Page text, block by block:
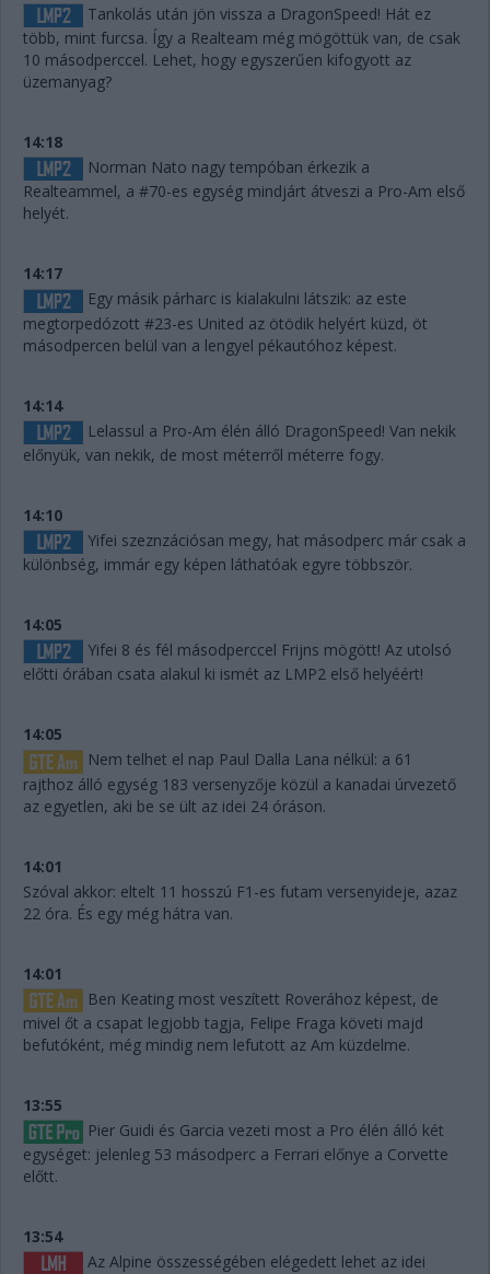
Tankolás után jön vissza a DragonSpeed! Hát ez
több, mint furcsa. Így a Realteam még mögöttük van, de csak
10 másodperccel. Lehet, hogy egyszerűen kifogyott az
üzemanyag?
14:18
Norman Nato nagy tempóban érkezik a
Realteammel, a #70-es egység mindjárt átveszi a Pro-Am első
helyét.
14:17
Egy másik párharc is kialakulni látszik: az este
megtorpedózott #23-es United az ötödik helyért küzd, öt
másodpercen belül van a lengyel pékautóhoz képest.
14:14
Lelassul a Pro-Am élén álló DragonSpeed! Van nekik
előnyük, van nekik, de most méterről méterre fogy.
14:10
Yifei szeznzációsan megy, hat másodperc már csak a
különbség, immár egy képen láthatóak egyre többször.
14:05
Yifei 8 és fél másodperccel Frijns mögött! Az utolsó
előtti órában csata alakul ki ismét az LMP2 első helyéért!
14:05
Nem telhet el nap Paul Dalla Lana nélkül: a 61
rajthoz álló egység 183 versenyzője közül a kanadai úrvezető
az egyetlen, aki be se ült az idei 24 óráson.
14:01
Szóval akkor: eltelt 11 hosszú F1-es futam versenyideje, azaz
22 óra. És egy még hátra van.
14:01
Ben Keating most veszített Roverához képest, de
mivel őt a csapat legjobb tagja, Felipe Fraga követi majd
befutóként, még mindig nem lefutott az Am küzdelme.
13:55
Pier Guidi és Garcia vezeti most a Pro élén álló két
egységet: jelenleg 53 másodperc a Ferrari előnye a Corvette
előtt.
13:54
Az Alpine összességében elégedett lehet az idei